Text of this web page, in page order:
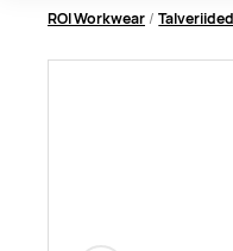
ROI Workwear Talveriided